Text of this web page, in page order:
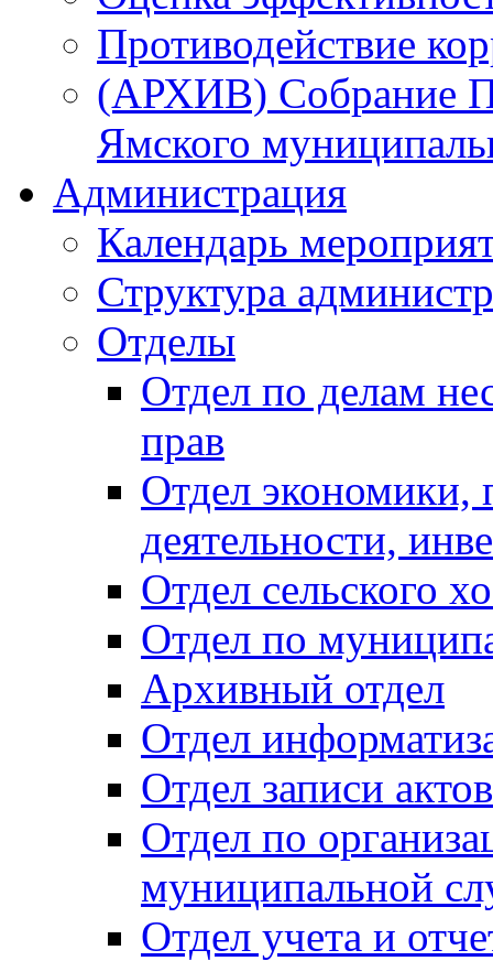
Противодействие
(АРХИВ) Собрание
Ямского
Администрация
Календарь
Структура
Отделы
Отдел по делам
прав
Отдел экономики,
деятельности,
Отдел сельского
Отдел по
Архивный отдел
Отдел
Отдел записи
Отдел по
муниципальной
Отдел учета и